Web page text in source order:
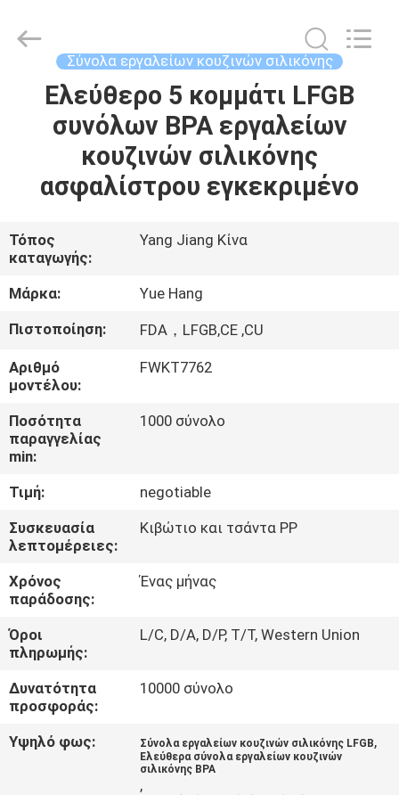
ΣΠΊΤΙ
ΠΡΟΪΌΝΤΑ
ΠΕΡΊΠΟΥ
ΕΜΕΊΣ
ΓΎΡΟΣ
ΕΡΓΟΣΤΑΣΊΩΝ
ΠΟΙΟΤΙΚΌΣ
ΈΛΕΓΧΟΣ
ΜΑΣ
ΕΛΆΤΕ
ΣΕ
ΕΠΑΦΉ
ΜΕ
ΖΗΤΉΣΤΕ
ΈΝΑ
ΑΠΌΣΠΑΣΜΑ
supplier.
Copyright
Guangzhou
Σύνολα εργαλείων κουζινών σιλικόνης
Ελεύθερο 5 κομμάτι LFGB
συνόλων BPA εργαλείων
κουζινών σιλικόνης
ασφαλίστρου εγκεκριμένο
Τόπος
καταγωγής:
Yang Jiang Κίνα
Μάρκα:
Yue Hang
Πιστοποίηση:
FDA，LFGB,CE ,CU
Αριθμό
μοντέλου:
FWKT7762
Ποσότητα
παραγγελίας
min:
1000 σύνολο
Τιμή:
negotiable
Συσκευασία
λεπτομέρειες:
Κιβώτιο και τσάντα PP
Χρόνος
παράδοσης:
Ένας μήνας
Όροι
πληρωμής:
L/C, D/A, D/P, T/T, Western Union
Δυνατότητα
προσφοράς:
10000 σύνολο
Υψηλό φως: Σύνολα εργαλείων κουζινών σιλικόνης LFGB,
Ελεύθερα σύνολα εργαλείων κουζινών
σιλικόνης BPA
,